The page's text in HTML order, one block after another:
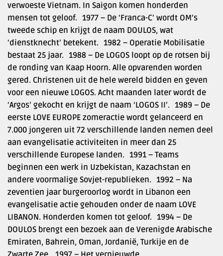
verwoeste Vietnam. In Saigon komen honderden
mensen tot geloof. 1977 – De ‘Franca-C’ wordt OM’s
tweede schip en krijgt de naam DOULOS, wat
‘dienstknecht’ betekent. 1982 – Operatie Mobilisatie
bestaat 25 jaar. 1988 – De LOGOS loopt op de rotsen bij
de ronding van Kaap Hoorn. Alle opvarenden worden
gered. Christenen uit de hele wereld bidden en geven
voor een nieuwe LOGOS. Acht maanden later wordt de
‘Argos’ gekocht en krijgt de naam ‘LOGOS II’. 1989 – De
eerste LOVE EUROPE zomeractie wordt gelanceerd en
7.000 jongeren uit 72 verschillende landen nemen deel
aan evangelisatie activiteiten in meer dan 25
verschillende Europese landen. 1991 – Teams
beginnen een werk in Uzbekistan, Kazachstan en
andere voormalige Sovjet-republieken. 1992 – Na
zeventien jaar burgeroorlog wordt in Libanon een
evangelisatie actie gehouden onder de naam LOVE
LIBANON. Honderden komen tot geloof. 1994 – De
DOULOS brengt een bezoek aan de Verenigde Arabische
Emiraten, Bahrein, Oman, Jordanië, Turkije en de